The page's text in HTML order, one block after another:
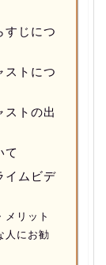
すじにつ
ストにつ
ストの出
て
イムビデ
リット
人にお勧